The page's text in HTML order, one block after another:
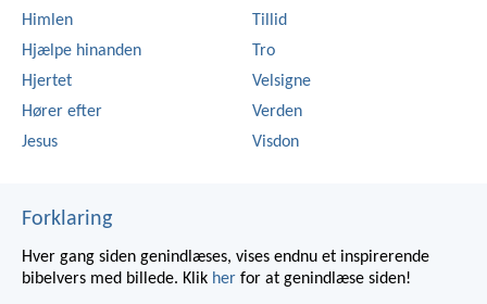
Himlen
Hjælpe hinanden
Hjertet
Hører efter
Jesus
Tillid
Tro
Velsigne
Verden
Visdon
Forklaring
Hver gang siden genindlæses, vises endnu et inspirerende
bibelvers med billede. Klik her for at genindlæse siden!